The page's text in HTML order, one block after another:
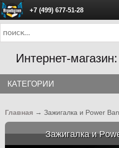
+7 (499) 677-51-28
ПН - ПТ с 10:00 до
Интернет-магазин:
КАТЕГОРИИ
Главная → Зажигалка и Power
Зажигалка и